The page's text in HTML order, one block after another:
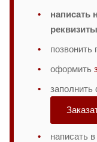
написать
реквизиты
позвонить
оформить
написать